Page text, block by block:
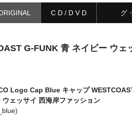
C D / D V D グ
G-FUNK 青 ネイビー ウェ
Logo Cap Blue キャップ
ェッサイ 西海岸ファッション